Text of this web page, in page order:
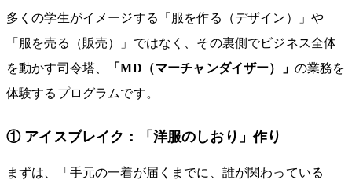
多くの学生がイメージする「服を作る（デザイン）」や
「服を売る（販売）」ではなく、その裏側でビジネス全体
を動かす司令塔、
「MD（マーチャンダイザー）」 の業務を
体験するプログラムです。
① アイスブレイク：「洋服のしおり」作り
まずは、「手元の一着が届くまでに、誰が関わっている